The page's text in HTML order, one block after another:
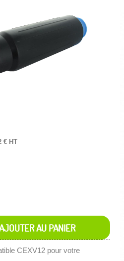
€ HT
AU PANIER
CEXV12 pour votre